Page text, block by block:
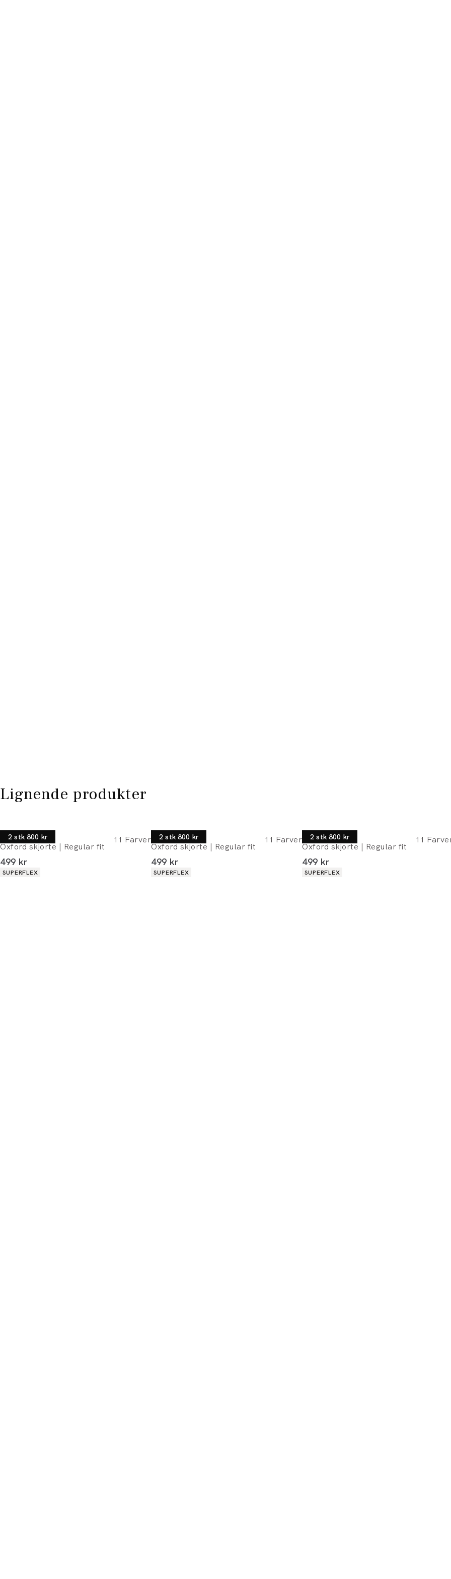
Lignende produkter
2 stk 800 kr
Morgan
Oxford skjorte | Regular fit
11 Farver
I alt (inkl. rabat)
499 kr
Produkt egenskaber
SUPERFLEX
2 stk 800 kr
Morgan
Oxford skjorte | Regular fit
11 Farver
I alt (inkl. rabat)
499 kr
Produkt egenskaber
SUPERFLEX
2 stk 800 kr
Morgan
Oxford skjorte | Regular fit
11
I alt (inkl. rabat)
499 kr
Produkt egenskaber
SUPERFLEX